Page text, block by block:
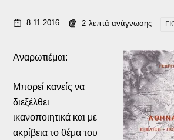
8.11.2016 2 λεπτά ανάγνωσης
Αναρωτιέμαι:
Μπορεί κανείς να
διεξέλθει
ικανοποιητικά και με
ακρίβεια το θέμα του